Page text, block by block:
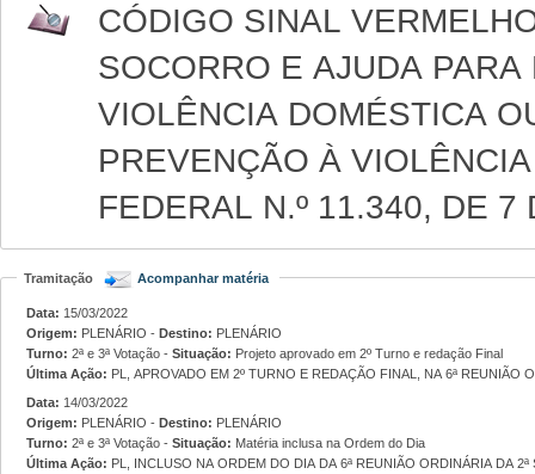
CÓDIGO SINAL
SOCORRO E AJUDA
VIOLÊNCIA DOMÉSTICA
PREVENÇÃO À
FEDERAL N.º 11.340, DE
Tramitação Acompanhar matéria
Data: 15/03/2022
Origem:
PLENÁRIO -Destino: PLENÁRIO
Turno:
2ª e 3ª Votação -Situação: Projeto aprovado em 2º Turno e redação Final
Última Ação: PL, APROVADO EM 2º TURNO E REDAÇÃO FINAL, NA 6ª REUNIÃO
Data: 14/03/2022
Origem:
PLENÁRIO -Destino: PLENÁRIO
Turno:
2ª e 3ª Votação -Situação: Matéria inclusa na Ordem do Dia
Última Ação: PL, INCLUSO NA ORDEM DO DIA DA 6ª REUNIÃO ORDINÁRIA DA 2ª